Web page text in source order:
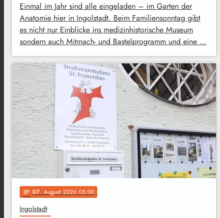
Einmal im Jahr sind alle eingeladen – im Garten der
Anatomie hier in Ingolstadt. Beim Familiensonntag gibt
es nicht nur Einblicke ins medizinhistorische Museum
sondern auch Mitmach- und Bastelprogramm und eine …
notes 07. August 2026 05:00
Ingolstadt